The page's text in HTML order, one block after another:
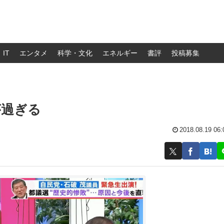
IT エンタメ 科学・文化 エネルギー 書評 投稿募集
ぎる
2018.08.19